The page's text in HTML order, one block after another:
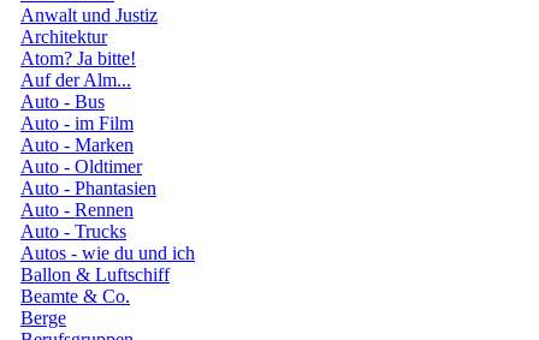
Anwalt und Justiz
Architektur
Atom? Ja bitte!
Auf der Alm...
Auto - Bus
Auto - im Film
Auto - Marken
Auto - Oldtimer
Auto - Phantasien
Auto - Rennen
Auto - Trucks
Autos - wie du und ich
Ballon & Luftschiff
Beamte & Co.
Berge